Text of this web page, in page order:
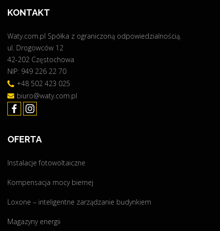
r
d
3
.
0
"
KONTAKT
Waty.com.pl Spółka z ograniczoną odpowiedzialnością.
ul. Drogowców 12
42-202 Częstochowa
NIP: 949 226 22 70
+48 502 423 025
biuro@waty.com.pl
OFERTA
Instalacje fotowoltaiczne
Kompensacja mocy biernej
Loxone – inteligentne zarządzanie budynkiem
Magazyny energii